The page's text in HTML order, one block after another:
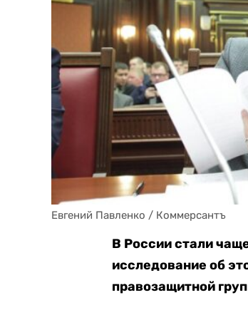
Евгений Павленко / Коммерсантъ
В России стали
исследование об
правозащитной